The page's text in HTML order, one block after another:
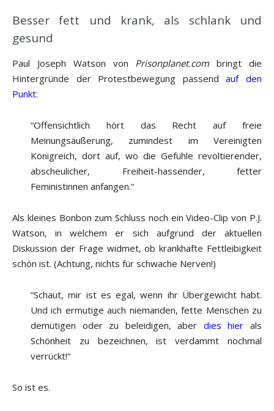
Besser fett und krank, als schlank und
gesund
Paul Joseph Watson von Prisonplanet.com bringt die
Hintergründe der Protestbewegung passendauf den
Punkt:
“Offensichtlich hört das Recht auf freie
Meinungsäußerung, zumindest im Vereinigten
Königreich, dort auf, wo die Gefühle revoltierender,
abscheulicher, Freiheit-hassender, fetter
Feministinnen anfangen.“
Als kleines Bonbon zum Schluss noch ein Video-Clip von P.J.
Watson, in welchem er sich aufgrund der aktuellen
Diskussion der Frage widmet, ob krankhafte Fettleibigkeit
schön ist. (Achtung, nichts für schwache Nerven!)
“Schaut, mir ist es egal, wenn ihr Übergewicht habt.
Und ich ermutige auch niemanden, fette Menschen zu
demütigen oder zu beleidigen, aber dies hier als
Schönheit zu bezeichnen, ist verdammt nochmal
verrückt!“
So ist es.